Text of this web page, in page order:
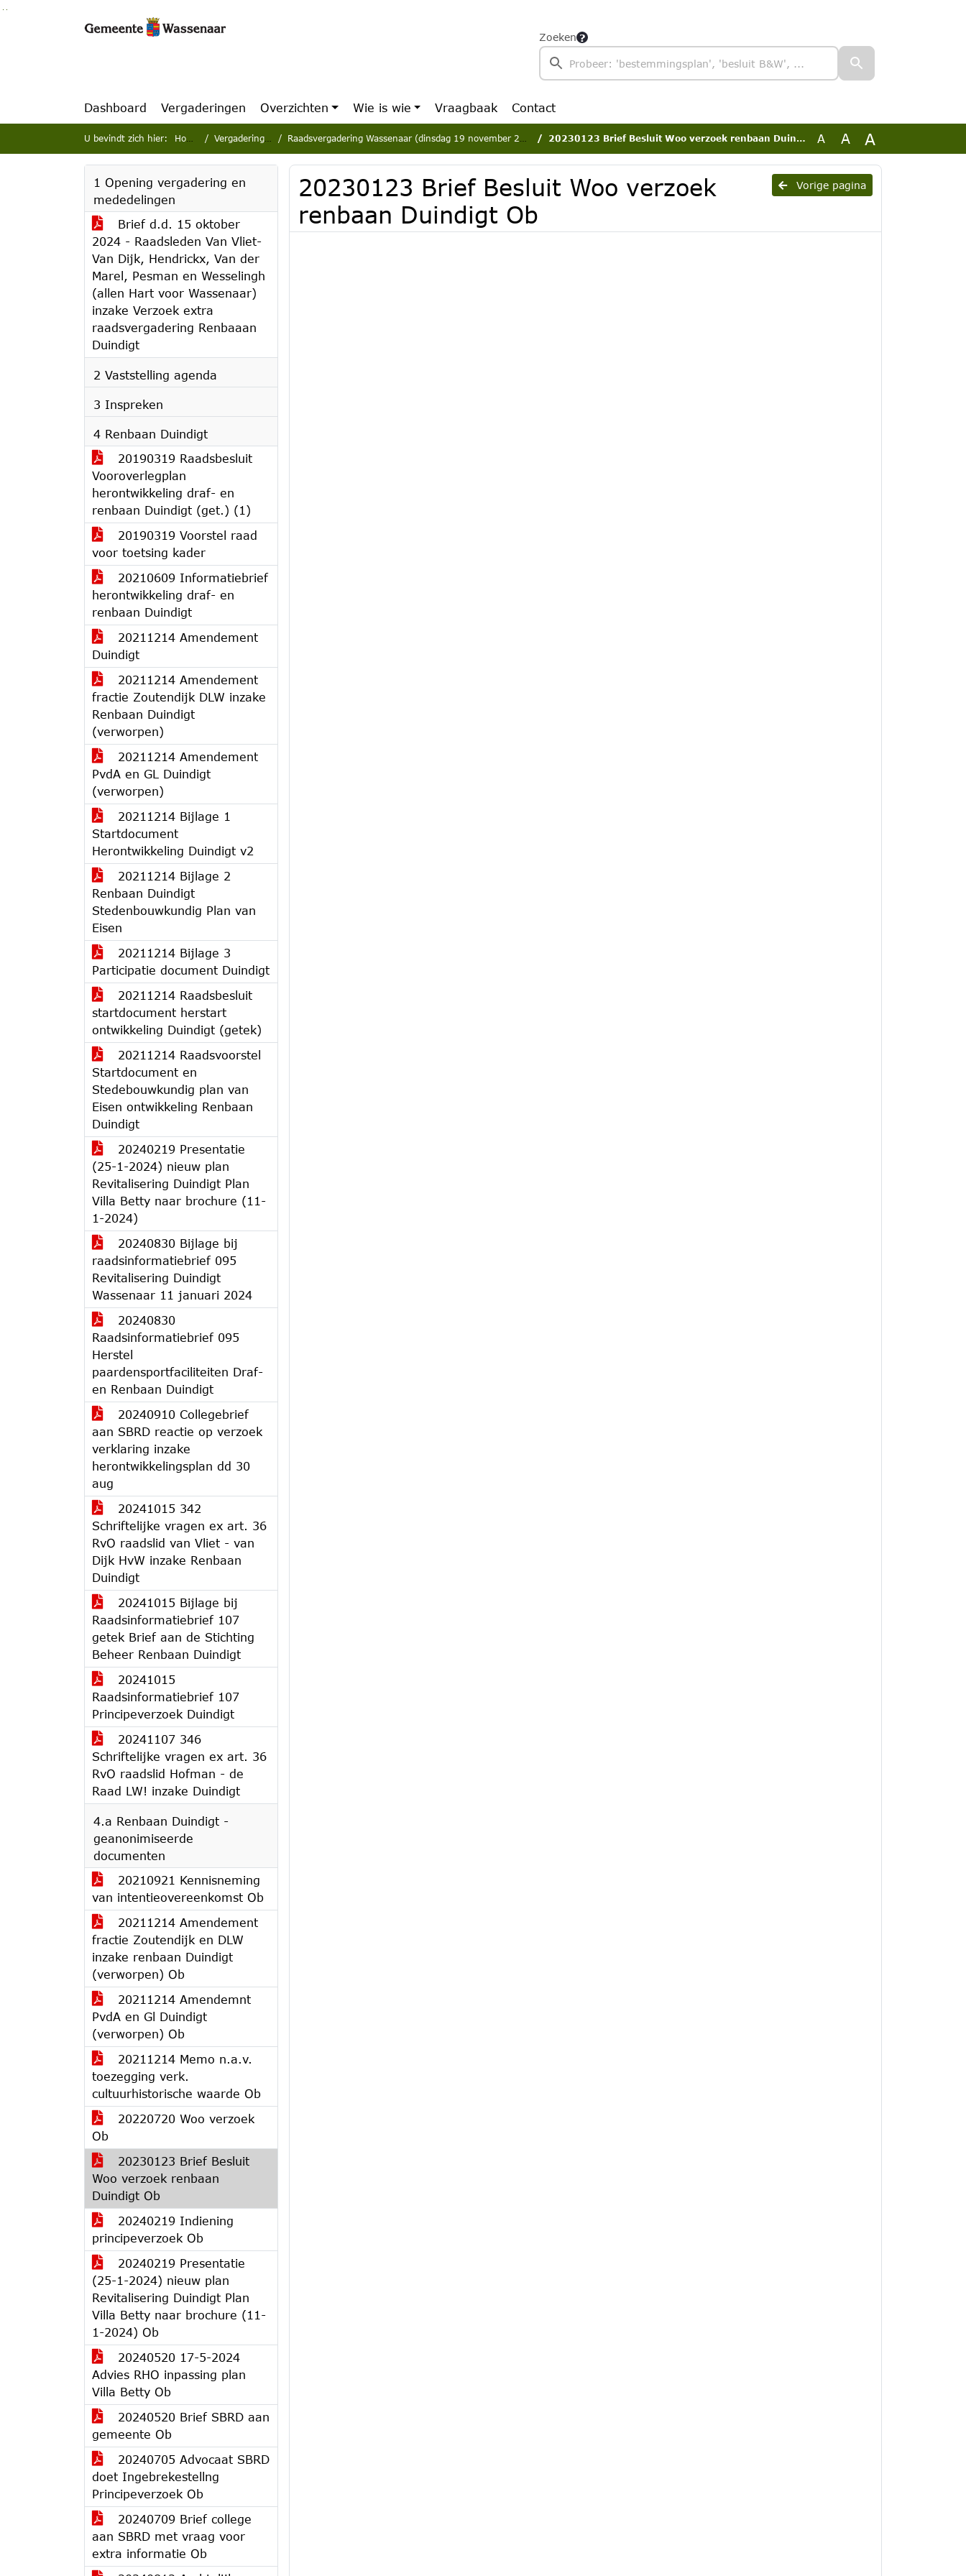
Ga naar de inhoud van deze pagina
Zoeken
Dashboard Vergaderingen Overzichten Wie is wie Vraagbaak Contact
U bevindt zich hier: Home Vergaderingen Raadsvergadering Wassenaar (dinsdag 19 november 2024) 20230123 Brief Besluit Woo verzoek renbaan Duindigt Ob A A A
1 Opening vergadering en
mededelingen
Brief d.d. 15 oktober
2024 - Raadsleden Van Vliet-
Van Dijk, Hendrickx, Van der
Marel, Pesman en Wesselingh
(allen Hart voor Wassenaar)
inzake Verzoek extra
raadsvergadering Renbaaan
Duindigt
2 Vaststelling agenda
3 Inspreken
4 Renbaan Duindigt
20190319 Raadsbesluit
Vooroverlegplan
herontwikkeling draf- en
renbaan Duindigt (get.) (1)
20190319 Voorstel raad
voor toetsing kader
20210609 Informatiebrief
herontwikkeling draf- en
renbaan Duindigt
20211214 Amendement
Duindigt
20211214 Amendement
fractie Zoutendijk DLW inzake
Renbaan Duindigt
(verworpen)
20211214 Amendement
PvdA en GL Duindigt
(verworpen)
20211214 Bijlage 1
Startdocument
Herontwikkeling Duindigt v2
20211214 Bijlage 2
Renbaan Duindigt
Stedenbouwkundig Plan van
Eisen
20211214 Bijlage 3
Participatie document Duindigt
20211214 Raadsbesluit
startdocument herstart
ontwikkeling Duindigt (getek)
20211214 Raadsvoorstel
Startdocument en
Stedebouwkundig plan van
Eisen ontwikkeling Renbaan
Duindigt
20240219 Presentatie
(25-1-2024) nieuw plan
Revitalisering Duindigt Plan
Villa Betty naar brochure (11-
1-2024)
20240830 Bijlage bij
raadsinformatiebrief 095
Revitalisering Duindigt
Wassenaar 11 januari 2024
20240830
Raadsinformatiebrief 095
Herstel
paardensportfaciliteiten Draf-
en Renbaan Duindigt
20240910 Collegebrief
aan SBRD reactie op verzoek
verklaring inzake
herontwikkelingsplan dd 30
aug
20241015 342
Schriftelijke vragen ex art. 36
RvO raadslid van Vliet - van
Dijk HvW inzake Renbaan
Duindigt
20241015 Bijlage bij
Raadsinformatiebrief 107
getek Brief aan de Stichting
Beheer Renbaan Duindigt
20241015
Raadsinformatiebrief 107
Principeverzoek Duindigt
20241107 346
Schriftelijke vragen ex art. 36
RvO raadslid Hofman - de
Raad LW! inzake Duindigt
4.a Renbaan Duindigt -
geanonimiseerde
documenten
20210921 Kennisneming
van intentieovereenkomst Ob
20211214 Amendement
fractie Zoutendijk en DLW
inzake renbaan Duindigt
(verworpen) Ob
20211214 Amendemnt
PvdA en Gl Duindigt
(verworpen) Ob
20211214 Memo n.a.v.
toezegging verk.
cultuurhistorische waarde Ob
20220720 Woo verzoek
Ob
20230123 Brief Besluit
Woo verzoek renbaan
Duindigt Ob
20240219 Indiening
principeverzoek Ob
20240219 Presentatie
(25-1-2024) nieuw plan
Revitalisering Duindigt Plan
Villa Betty naar brochure (11-
1-2024) Ob
20240520 17-5-2024
Advies RHO inpassing plan
Villa Betty Ob
20240520 Brief SBRD aan
gemeente Ob
20240705 Advocaat SBRD
doet Ingebrekestellng
Principeverzoek Ob
20240709 Brief college
aan SBRD met vraag voor
extra informatie Ob
Vorige pagina
20230123 Brief Besluit Woo verzoek
renbaan Duindigt Ob